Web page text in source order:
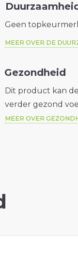
Geen
MEER OVER DE
Gezondheid
Dit product kan
verder gezond
MEER OVER